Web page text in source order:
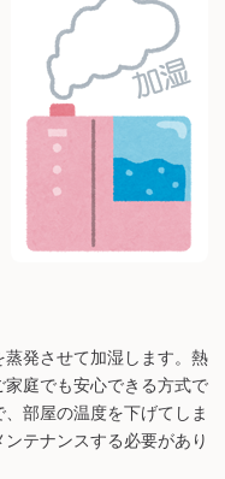
発させて加湿します。熱
庭でも安心できる方式で
部屋の温度を下げてしま
テナンスする必要があり